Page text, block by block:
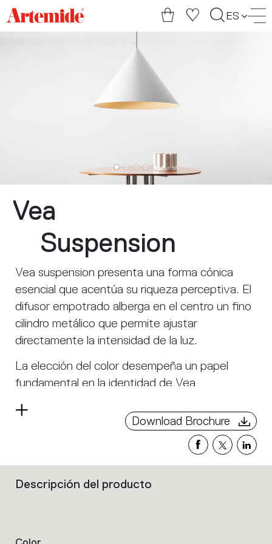
Artemide
ES
Vea
Suspension
Vea suspension presenta una forma cónica
esencial que acentúa su riqueza perceptiva. El
difusor empotrado alberga en el centro un fino
cilindro metálico que permite ajustar
directamente la intensidad de la luz.
La elección del color desempeña un papel
fundamental en la identidad de Vea
un interior en tonos cálidos que suaviza la
emisión de luz y le confiere presencia incluso
ofrecer un control preciso de la luz y una
Su estética clásica, ideal para entornos
Read
Download Brochure
Filters
Descripción del producto